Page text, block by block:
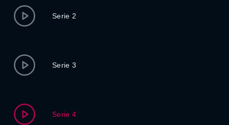
Serie 2
Serie 3
Serie 4